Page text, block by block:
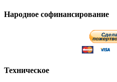
Народное софинансирование
Техническое